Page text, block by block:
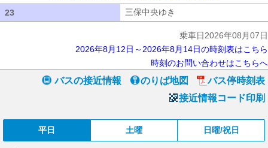
23 三保中央ゆき
乗車日2026年08月07日
2026年8月12日～2026年8月14日の時刻表はこちら
時刻のお問い合わせはこちらへ
バスの接近情報 のりば地図
バス停時刻表
接近情報コード印刷
平日 土曜 日曜/祝日